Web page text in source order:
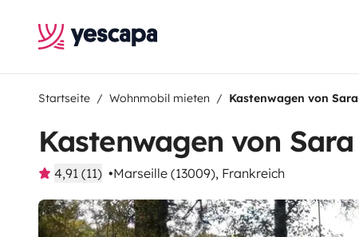
Startseite Wohnmobil mieten Kastenwagen von Sara
Kastenwagen von Sara
4,91 (11) Marseille (13009), Frankreich